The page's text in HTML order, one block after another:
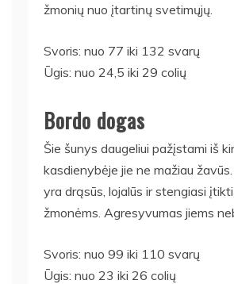
žmonių nuo įtartinų svetimųjų.
Svoris: nuo 77 iki 132 svarų
Ūgis: nuo 24,5 iki 29 colių
Bordo dogas
Šie šunys daugeliui pažįstami iš
kasdienybėje jie ne mažiau
yra drąsūs, lojalūs ir stengiasi
žmonėms. Agresyvumas jiems
Svoris: nuo 99 iki 110 svarų
Ūgis: nuo 23 iki 26 colių